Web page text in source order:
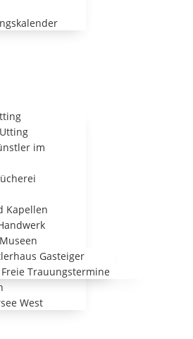
im
Kapellen
Gasteiger
Freie Trauungstermine
West